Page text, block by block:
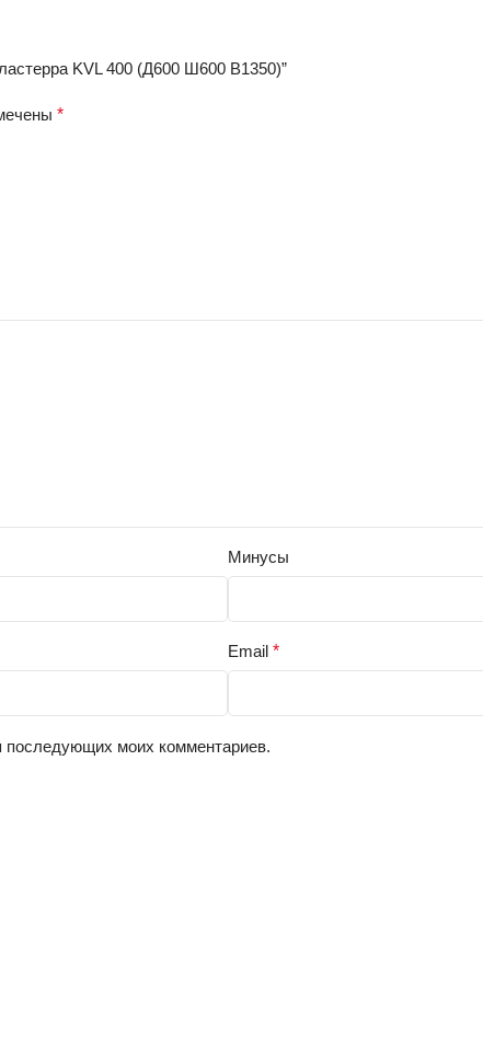
KVL 400 (Д600 Ш600 В1350)”
*
Минусы
Email *
последующих моих комментариев.